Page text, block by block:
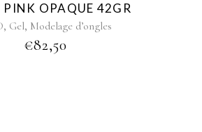
PINK OPAQUE 42GR
, Gel, Modelage d’ongles
€82,50